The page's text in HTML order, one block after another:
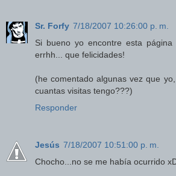
Sr. Forfy 7/18/2007 10:26:00 p. m.
Si bueno yo encontre esta página
errhh... que felicidades!
(he comentado algunas vez que
cuantas visitas tengo???)
Responder
Jesús 7/18/2007 10:51:00 p. m.
Chocho...no se me había ocurrido